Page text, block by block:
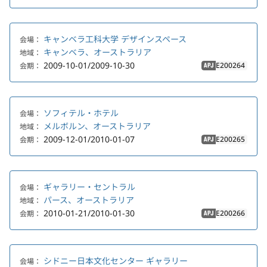
会場： キャンベラ工科大学 デザインスペース
地域： キャンベラ、オーストラリア
会期： 2009-10-01/2009-10-30 APJ E200264
会場： ソフィテル・ホテル
地域： メルボルン、オーストラリア
会期： 2009-12-01/2010-01-07 APJ E200265
会場： ギャラリー・セントラル
地域： パース、オーストラリア
会期： 2010-01-21/2010-01-30 APJ E200266
会場： シドニー日本文化センター ギャラリー